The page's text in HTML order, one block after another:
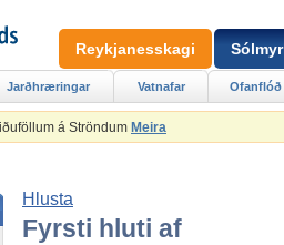
á Ströndum Meira
Hlusta
Fyrsti hluti af
Jarðhræringar Vatnafar Ofanflóð
Reykjanesskagi